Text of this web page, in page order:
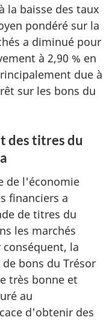
la baisse des taux
pondéré sur la
a diminué pour
à 2,90 % en
due à
sur les bons du
des titres du
de l'économie
financiers a
de titres du
les marchés
la
bons du Trésor
très bonne et
au
d'obtenir des